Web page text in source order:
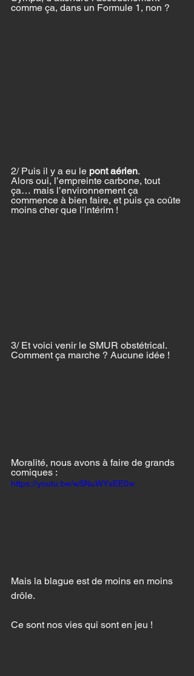
comme ça, dans un Formule 1, non ?
2/ Puis il y a eu le pont aérien.
Alors oui, l’empreinte carbone, tout
ça… mais l’environnement ça
commence à bien faire, et puis ça coûte
moins cher que l’intérim !
3/ Et voici venir le SMUR obstétrical.
Comment ça marche ? Aucune idée !
Moralité, nous avons à faire de grands
comiques :
https://youtu.be/wSNuWYsEE0w
Mais la blague est de moins en moins
drôle.
Ce sont nos vies qui sont en jeu !